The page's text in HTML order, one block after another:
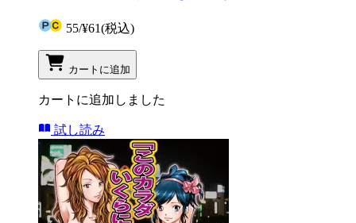
55/¥61(税込)
カートに追加
カートに追加しました
試し読み